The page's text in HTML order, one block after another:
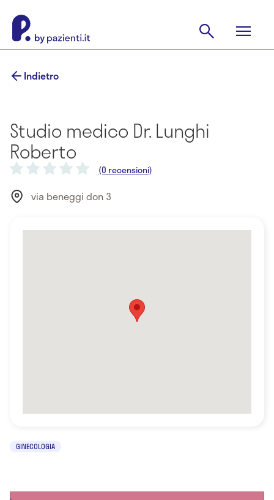
Indietro
Studio medico Dr. Lunghi
Roberto
(0 recensioni)
via beneggi don 3
GINECOLOGIA